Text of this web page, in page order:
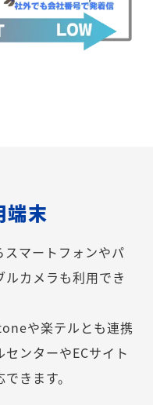
端末
マートフォンやパ
カメラも利用でき
や楽テルとも連携
ンターやECサイト
きます。